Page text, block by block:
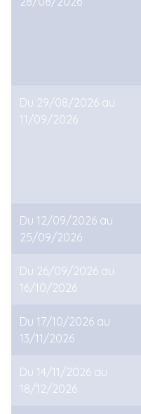
Du 29/08/2026 au
11/09/2026
Du 12/09/2026 au
25/09/2026
Du 26/09/2026 au
16/10/2026
Du 17/10/2026 au
13/11/2026
Du 14/11/2026 au
18/12/2026